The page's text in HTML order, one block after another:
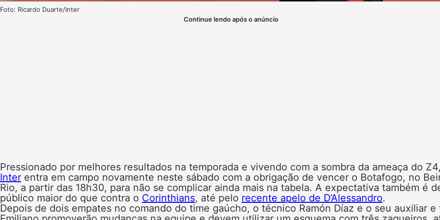
Foto: Ricardo Duarte/Inter
Continue lendo após o anúncio
Pressionado por melhores resultados na temporada e vivendo com a sombra da ameaça do
Inter entra em campo novamente neste sábado com a obrigação de vencer o Botafogo, no
Rio, a partir das 18h30, para não se complicar ainda mais na tabela. A expectativa também é
público maior do que contra o Corinthians, até pelo recente apelo de D’Alessandro.
Depois de dois empates no comando do time gaúcho, o técnico Ramón Díaz e o seu auxiliar e